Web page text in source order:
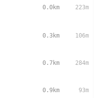
0.0km 223m
0.3km 106m
0.7km 284m
0.9km 93m